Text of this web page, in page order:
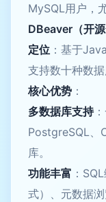
MySQL用户，
DBeaver（开源
定位 ：基于
支持数十种数据
核心优势 ：
多数据库支持
PostgreSQL、
库。
功能丰富 ：
式）、元数据浏